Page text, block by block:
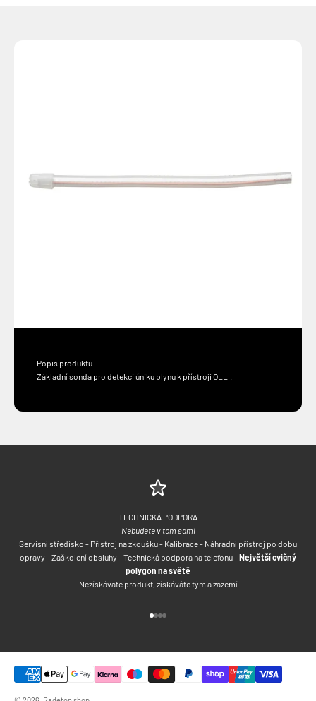
Popis produktu
Základní sonda pro detekci úniku plynu k přístroji OLLI.
TECHNICKÁ PODPORA
Nebudete v tom sami
Servisní středisko - Přístroj na zkoušku - Kalibrace - Náhradní přístroj po dobu
opravy - Zaškolení obsluhy - Technická podpora na telefonu -Největší cvičný
polygon na světě
Nezískáváte produkt, získáváte tým a zázemí